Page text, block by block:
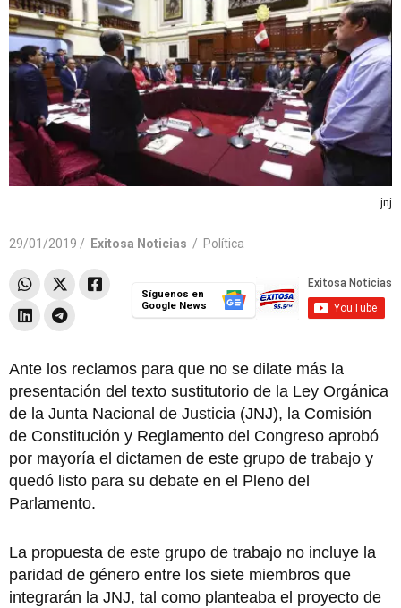
jnj
29/01/2019 / Exitosa Noticias / Política
Síguenos en
Google News
Ante los reclamos para que no se dilate más la
presentación del texto sustitutorio de la Ley Orgánica
de la Junta Nacional de Justicia (JNJ), la Comisión
de Constitución y Reglamento del Congreso aprobó
por mayoría el dictamen de este grupo de trabajo y
quedó listo para su debate en el Pleno del
Parlamento.
La propuesta de este grupo de trabajo no incluye la
paridad de género entre los siete miembros que
integrarán la JNJ, tal como planteaba el proyecto de